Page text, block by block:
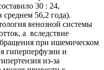
30 : 24,
среднем 56,2 года).
венозной системы
а вслед­ствие
при ишемическом
гипер­перфузии и
из-за